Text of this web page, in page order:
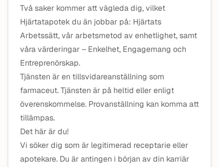
Två saker kommer att vägleda dig, vilket
Hjärtatapotek du än jobbar på: Hjärtats
Arbetssätt, vår arbetsmetod av enhetlighet, samt
våra värderingar – Enkelhet, Engagemang och
Entreprenörskap.
Tjänsten är en tillsvidareanställning som
farmaceut. Tjänsten är på heltid eller enligt
överenskommelse. Provanställning kan komma att
tillämpas.
Det här är du!
Vi söker dig som är legitimerad receptarie eller
apotekare. Du är antingen i början av din karriär